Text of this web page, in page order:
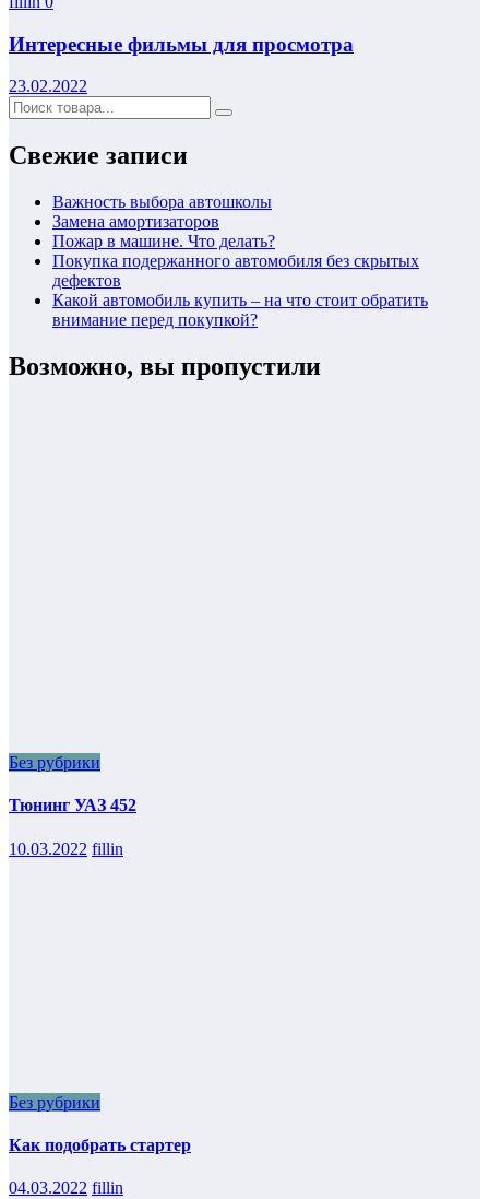
Интересные фильмы для просмотра
23.02.2022
Свежие записи
Важность выбора автошколы
Замена амортизаторов
Пожар в машине. Что делать?
Покупка подержанного автомобиля без скрытых
дефектов
Какой автомобиль купить – на что стоит обратить
внимание перед покупкой?
Возможно, вы пропустили
Без рубрики
Тюнинг УАЗ 452
10.03.2022 fillin
Без рубрики
Как подобрать стартер
04.03.2022 fillin